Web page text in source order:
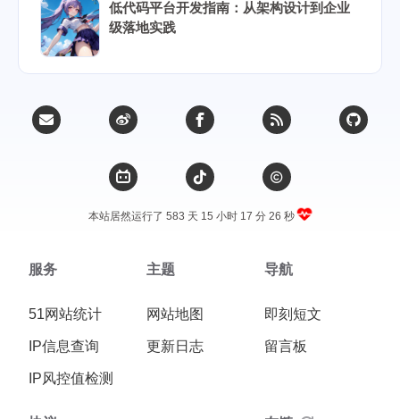
低代码平台开发指南：从架构设计到企业
级落地实践
本站居然运行了 583 天 15 小时 17 分 27 秒
服务
51网站统计
IP信息查询
IP风控值检测
主题
网站地图
更新日志
导航
即刻短文
留言板